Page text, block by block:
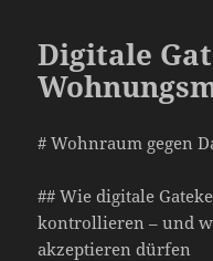
Digitale
# Wohnraum gegen
## Wie digitale
kontrollieren – und
akzeptieren dürfen